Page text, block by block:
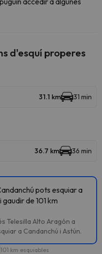
d'esquí properes
31.1 km 31 min
36.7 km 36 min
pots esquiar a
de 101 km
Telesilla Alto Aragón a
a Candanchú i Astún.
101 km esquiables